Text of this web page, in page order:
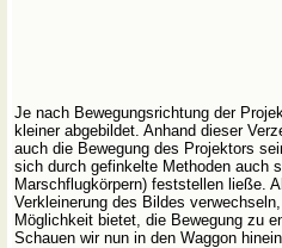
Je nach Bewegungsrichtung der
kleiner abgebildet. Anhand dieser
auch die Bewegung des Projektors
sich durch gefinkelte Methoden auch
Marschflugkörpern) feststellen ließe.
Verkleinerung des Bildes
Möglichkeit bietet, die Bewegung zu
Schauen wir nun in den Waggon